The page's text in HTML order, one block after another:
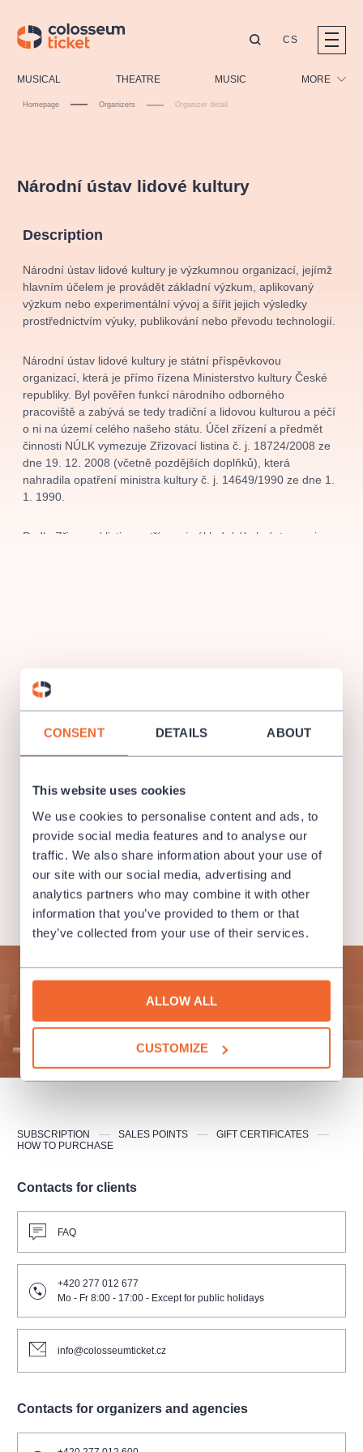
CONSENT DETAILS ABOUT
This website uses cookies
We use cookies to personalise content and ads, to
provide social media features and to analyse our
traffic. We also share information about your use of
our site with our social media, advertising and
analytics partners who may combine it with other
information that you’ve provided to them or that
they’ve collected from your use of their services.
ALLOW ALL
CUSTOMIZE
MUSICAL THEATRE MUSIC MORE
CS
Homepage Organizers Organizer detail
Národní ústav lidové kultury
Description
Národní ústav lidové kultury je výzkumnou organizací, jejímž
hlavním účelem je provádět základní výzkum, aplikovaný
výzkum nebo experimentální vývoj a šířit jejich výsledky
prostřednictvím výuky, publikování nebo převodu technologií.
Národní ústav lidové kultury je státní příspěvkovou
organizací, která je přímo řízena Ministerstvo kultury České
republiky. Byl pověřen funkcí národního odborného
pracoviště a zabývá se tedy tradiční a lidovou kulturou a péčí
o ni na území celého našeho státu. Účel zřízení a předmět
činnosti NÚLK vymezuje Zřizovací listina č. j. 18724/2008 ze
dne 19. 12. 2008 (včetně pozdějších doplňků), která
nahradila opatření ministra kultury č. j. 14649/1990 ze dne 1.
1. 1990.
Podle Zřizovací listiny patří mezi základní úkoly ústavu mj.
Odborní pracovníci a spolupracovníci ústavu se podíleli na
vypracování vládních usnesení
o tradiční lidovou kulturu v České republice" a Národní ústav
lidové kultury byl jmenován centrálním pověřeným
Subscribe to our newsletter and enjoy cultural life to the
fullest!
Contacts for clients
FAQ
+420 277 012 677
Mo - Fr 8:00 - 17:00 - Except for public holidays
info@colosseumticket.cz
Contacts for organizers and agencies
SUBSCRIPTION SALES POINTS
GIFT CERTIFICATES
HOW TO PURCHASE
OBYČEJNÁ HOLKA
2026
Pink Panther Agency,
Other's search
musicalsprague
musicalsprague praguetheatre sale classicalmusic
filmmusic thestateopera rudolfinum musical